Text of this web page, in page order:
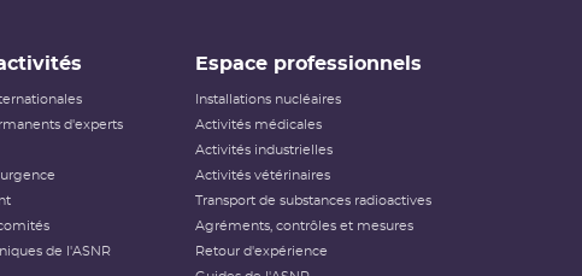
d'experts
de l'ASNR
Espace professionnels
Installations nucléaires
Activités médicales
Activités industrielles
Activités vétérinaires
Transport de substances radioactives
Agréments, contrôles et mesures
Retour d'expérience